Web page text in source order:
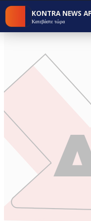
KONTRA NEWS
Κατεβάστε τώρα